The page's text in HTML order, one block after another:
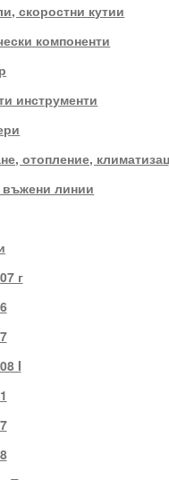
скоростни кутии
компоненти
инструменти
отопление,
въжени линии
г
I